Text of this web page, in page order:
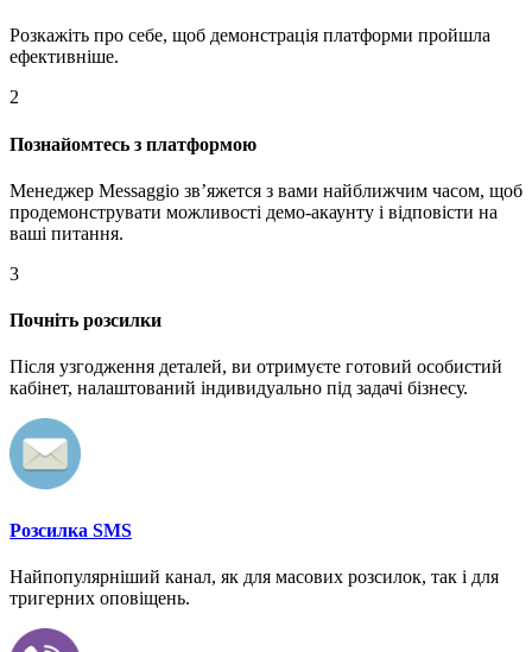
Розкажіть про себе, щоб демонстрація платформи пройшла
ефективніше.
2
Познайомтесь з платформою
Менеджер Messaggio звʼяжется з вами найближчим часом, щоб
продемонструвати можливості демо-акаунту і відповісти на
ваші питання.
3
Почніть розсилки
Після узгодження деталей, ви отримуєте готовий особистий
кабінет, налаштований індивидуально під задачі бізнесу.
Розсилка SMS
Найпопулярніший канал, як для масових розсилок, так і для
тригерних оповіщень.